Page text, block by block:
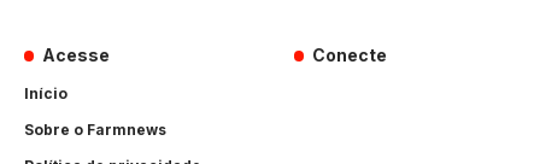
Acesse
Início
Sobre o Farmnews
Conecte